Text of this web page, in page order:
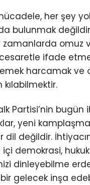
her şey
bulunmak
omuz
ifade
harcamak ve
Partisi’nin bugün
yeni
dil değildir.
demokrasi,
dinleyebilme
gelecek inşa